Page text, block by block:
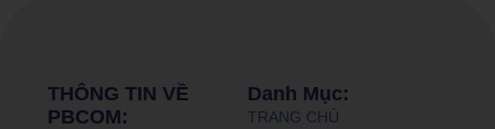
THÔNG TIN VỀ
PBCOM:
Danh Mục:
TRANG CHỦ